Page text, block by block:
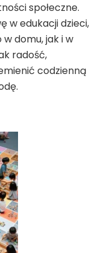
społeczne.
w edukacji dzieci,
w domu, jak i w
radość,
codzienną